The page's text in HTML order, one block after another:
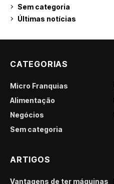
Sem categoria
Últimas notícias
CATEGORIAS
Micro Franquias
Alimentação
Negócios
Sem categoria
ARTIGOS
Vantagens de ter máquinas